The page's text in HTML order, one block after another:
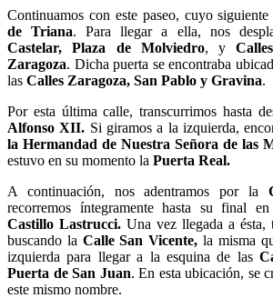
Continuamos con este paseo, cuyo
de Triana. Para llegar a ella, nos
Castelar, Plaza de Molviedro, y
Zaragoza. Dicha puerta se encontraba
las Calles Zaragoza, San Pablo y Gravina.
Por esta última calle, transcurrimos hasta
Alfonso XII. Si giramos a la izquierda,
la Hermandad de Nuestra Señora de las
estuvo en su momento la Puerta Real.
A continuación, nos adentramos por la
recorremos íntegramente hasta su final
Castillo Lastrucci. Una vez llegada a ésta,
buscando la Calle San Vicente, la misma
izquierda para llegar a la esquina de las
Puerta de San Juan. En esta ubicación, se
este mismo nombre.